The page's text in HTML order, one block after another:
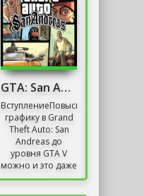
GTA: San Andreas "Реалистичная графика"
ВступлениеПовысить
графику в Grand
Theft Auto: San
Andreas до
уровня GTA V
можно и это даже
не сон, а